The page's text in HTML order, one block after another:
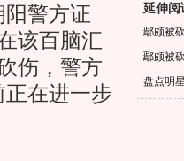
延伸阅
鄢颇被
鄢颇被
盘点明
阳警方证
该百脑汇
伤，警方
在进一步